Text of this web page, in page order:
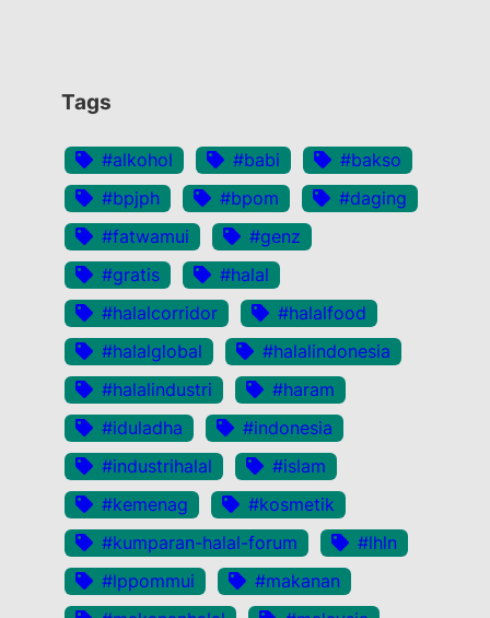
Tags
#alkohol #babi
#bakso
#bpjph
#bpom
#daging
#fatwamui
#genz
#gratis
#halal
#halalcorridor
#halalfood
#halalglobal
#halalindonesia
#halalindustri
#haram
#iduladha
#indonesia
#industrihalal
#islam
#kemenag
#kosmetik
#kumparan-halal-forum
#lhln
#lppommui
#makanan